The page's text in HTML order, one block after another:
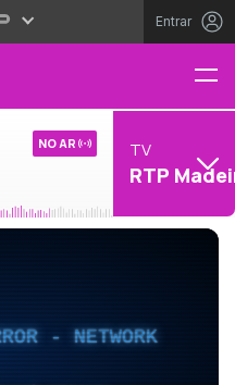
Entrar
NO AR TV
RTP
- NETWORK